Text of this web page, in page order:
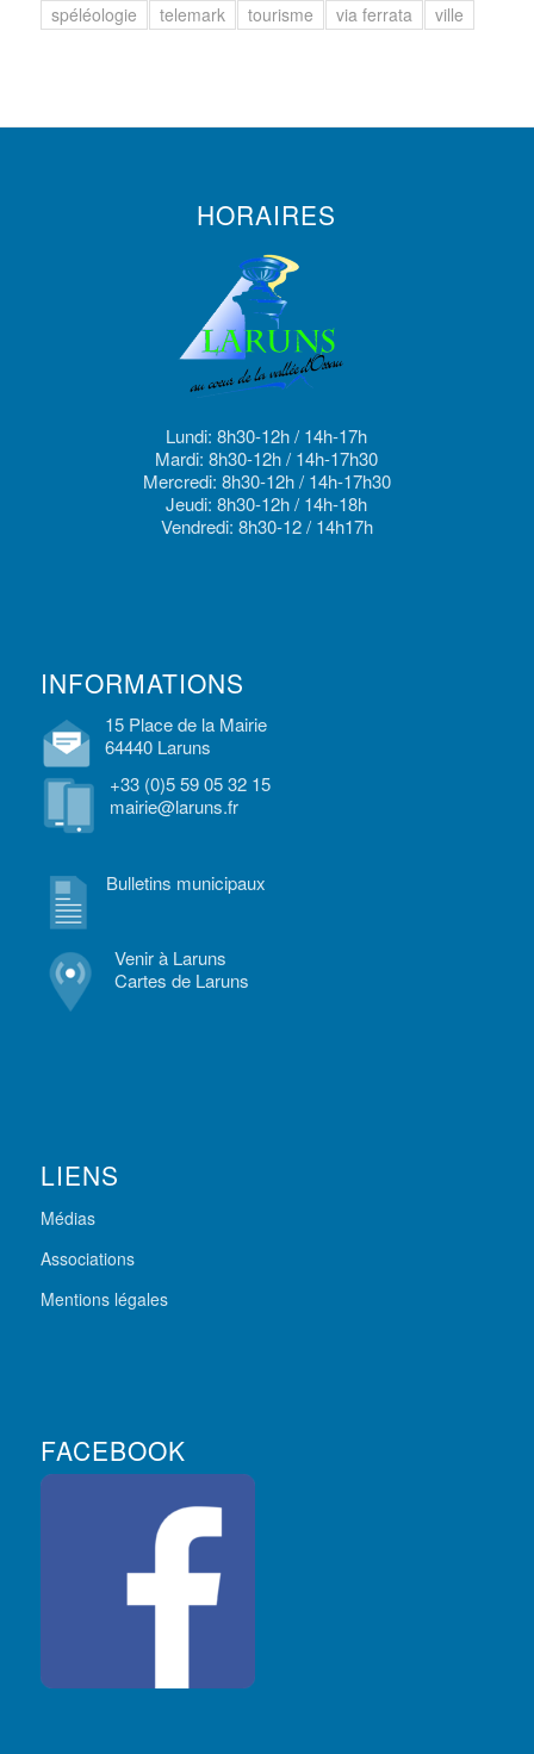
spéléologie
telemark tourisme via ferrata ville
HORAIRES
Lundi: 8h30-12h / 14h-17h
Mardi: 8h30-12h / 14h-17h30
Mercredi: 8h30-12h / 14h-17h30
Jeudi: 8h30-12h / 14h-18h
Vendredi: 8h30-12 / 14h17h
INFORMATIONS
15 Place de la Mairie
64440 Laruns
+33 (0)5 59 05 32 15
mairie@laruns.fr
Bulletins municipaux
Venir à Laruns
Cartes de Laruns
LIENS
Médias
Associations
Mentions légales
FACEBOOK